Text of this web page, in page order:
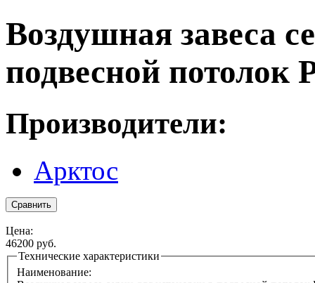
Воздушная завеса
подвесной потолок
Производители:
Арктос
Цена:
46200 руб.
Технические характеристики
Наименование: